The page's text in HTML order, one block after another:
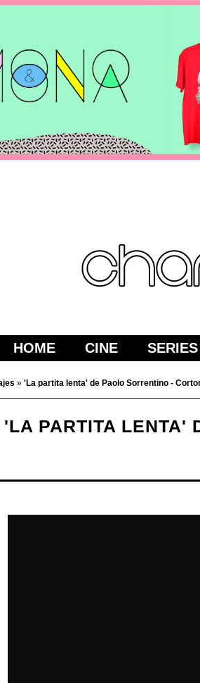
HOME CINE SERIES
» 'La partita lenta' de Paolo Sorrentino -
'LA PARTITA LENTA'